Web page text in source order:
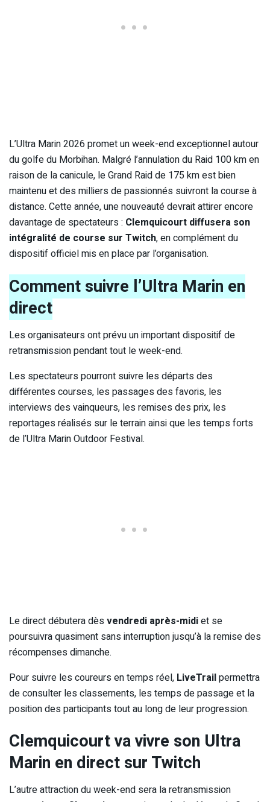
L’Ultra Marin 2026 promet un week-end exceptionnel autour
du golfe du Morbihan. Malgré l’annulation du Raid 100 km en
raison de la canicule, le Grand Raid de 175 km est bien
maintenu et des milliers de passionnés suivront la course à
distance. Cette année, une nouveauté devrait attirer encore
davantage de spectateurs : Clemquicourt diffusera son
intégralité de course sur Twitch, en complément du
dispositif officiel mis en place par l’organisation.
Comment suivre l’Ultra Marin en
direct
Les organisateurs ont prévu un important dispositif de
retransmission pendant tout le week-end.
Les spectateurs pourront suivre les départs des
différentes courses, les passages des favoris, les
interviews des vainqueurs, les remises des prix, les
reportages réalisés sur le terrain ainsi que les temps forts
de l’Ultra Marin Outdoor Festival.
Le direct débutera dèsvendredi après-midiet se
poursuivra quasiment sans interruption jusqu’à la remise des
récompenses dimanche.
Pour suivre les coureurs en temps réel, LiveTrailpermettra
de consulter les classements, les temps de passage et la
position des participants tout au long de leur progression.
Clemquicourt va vivre son Ultra
Marin en direct sur Twitch
L’autre attraction du week-end sera la retransmission